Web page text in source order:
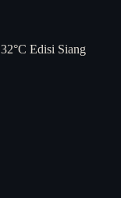
32°C Edisi Siang